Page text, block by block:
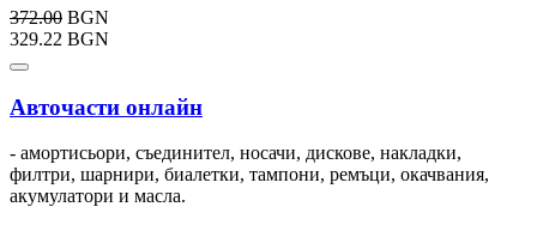
372.00 BGN
329.22 BGN
Авточасти онлайн
- амортисьори, съединител, носачи, дискове, накладки,
филтри, шарнири, биалетки, тампони, ремъци, окачвания,
акумулатори и масла.